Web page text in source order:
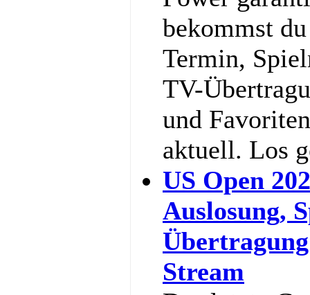
bekommst
Termin,
TV-
und
aktuell. Los
US Open
Auslosung,
Stream